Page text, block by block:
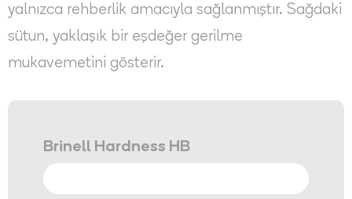
yalnızca rehberlik amacıyla sağlanmıştır. Sağdaki
sütun, yaklaşık bir eşdeğer gerilme
mukavemetini gösterir.
Brinell Hardness HB